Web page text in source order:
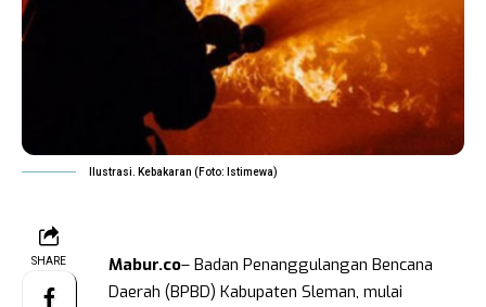
Ilustrasi. Kebakaran (Foto: Istimewa)
SHARE Mabur.co– Badan Penanggulangan Bencana
Daerah (BPBD) Kabupaten Sleman, mulai